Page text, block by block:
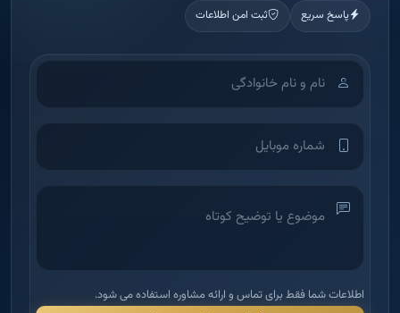
پاسخ سریع ثبت امن اطلاعات
اطلاعات شما فقط برای تماس و ارائه مشاوره استفاده می شود.